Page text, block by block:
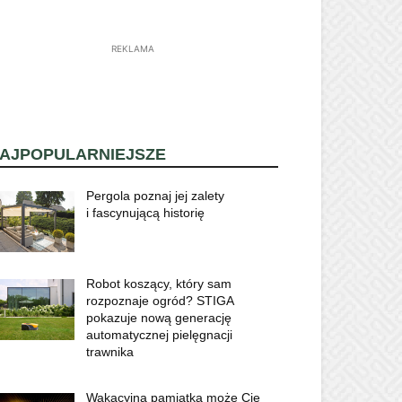
REKLAMA
Pergola poznaj jej zalety
i fascynującą historię
Robot koszący, który sam
rozpoznaje ogród? STIGA
pokazuje nową generację
automatycznej pielęgnacji
trawnika
Wakacyjna pamiątka może Cię